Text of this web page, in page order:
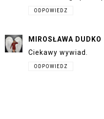
ODPOWIEDZ
MIROSŁAWA DUDKO
Ciekawy wywiad.
ODPOWIEDZ